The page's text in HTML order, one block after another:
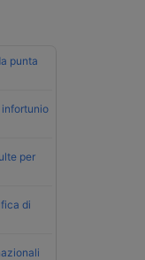
punta
infortunio
per
di